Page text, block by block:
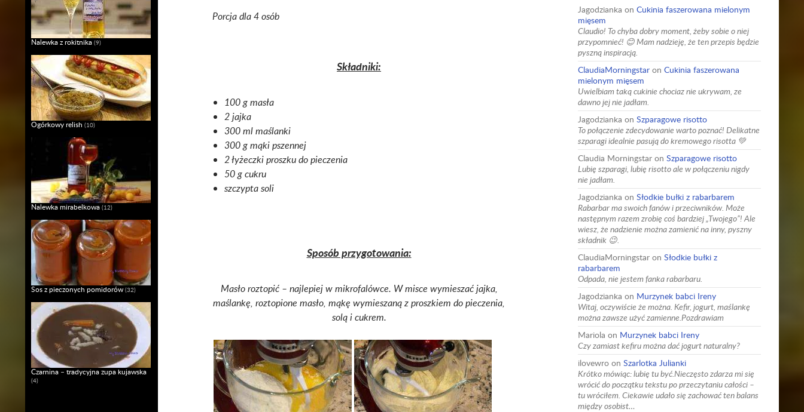
Porcja dla 4 osób
Składniki:
100 g masła
2 jajka
300 ml maślanki
300 g mąki pszennej
2 łyżeczki proszku do pieczenia
50 g cukru
szczypta soli
Sposób przygotowania:
Masło roztopić – najlepiej w mikrofalówce. W misce wymieszać jajka,
maślankę, roztopione masło, mąkę wymieszaną z proszkiem do pieczenia,
solą i cukrem.
Jagodzianka on Cukinia faszerowana mielonym
mięsem
Claudio! To chyba dobry moment, żeby sobie o niej
przypomnieć! 😊 Mam nadzieję, że ten przepis będzie
pyszną inspiracją.
ClaudiaMorningstar on Cukinia faszerowana
mielonym mięsem
Uwielbiam taką cukinie chociaz nie ukrywam, ze
dawno jej nie jadłam.
Jagodzianka on Szparagowe risotto
To połączenie zdecydowanie warto poznać! Delikatne
szparagi idealnie pasują do kremowego risotta 💚
Claudia Morningstar on Szparagowe risotto
Lubię szparagi, lubię risotto ale w połączeniu nigdy
nie jadłam.
Jagodzianka on Słodkie bułki z rabarbarem
Rabarbar ma swoich fanów i przeciwników. Może
następnym razem zrobię coś bardziej „Twojego”! Ale
wiesz, że nadzienie można zamienić na inny, pyszny
składnik 😉.
ClaudiaMorningstar on Słodkie bułki z
rabarbarem
Odpada, nie jestem fanka rabarbaru.
Jagodzianka on Murzynek babci Ireny
Witaj, oczywiście że można. Kefir, jogurt, maślankę
można zawsze użyć zamienne.Pozdrawiam
Mariola on Murzynek babci Ireny
Czy zamiast kefiru można dać jogurt naturalny?
ilovewro on Szarlotka Julianki
Krótko mówiąc: lubię tu być.Nieczęsto zdarza mi się
wrócić do początku tekstu po przeczytaniu całości –
tu wróciłem. Ciekawie udało się zachować ten balans
między osobist…
Nalewka z rokitnika (9)
Ogórkowy relish (10)
Nalewka mirabelkowa (12)
Sos z pieczonych pomidorów (32)
Czarnina – tradycyjna zupa kujawska
(4)